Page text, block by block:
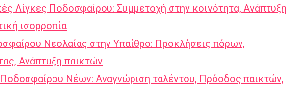
Λίγκες Ποδοσφαίρου: Συμμετοχή στην κοινότητα, Ανάπτυξη
ισορροπία
Νεολαίας στην Υπαίθρο: Προκλήσεις πόρων,
Ανάπτυξη παικτών
Νέων: Αναγνώριση ταλέντου, Πρόοδος παικτών,